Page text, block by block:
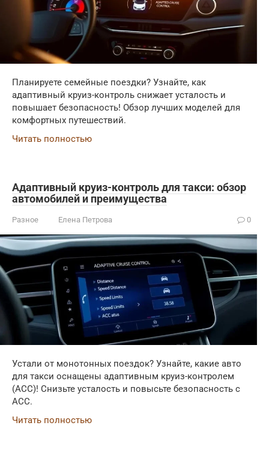
Планируете семейные поездки? Узнайте, как
адаптивный круиз-контроль снижает усталость и
повышает безопасность! Обзор лучших моделей для
комфортных путешествий.
Читать полностью
Адаптивный круиз-контроль для такси: обзор
автомобилей и преимущества
Разное Елена Петрова 0
Устали от монотонных поездок? Узнайте, какие авто
для такси оснащены адаптивным круиз-контролем
(ACC)! Снизьте усталость и повысьте безопасность с
ACC.
Читать полностью